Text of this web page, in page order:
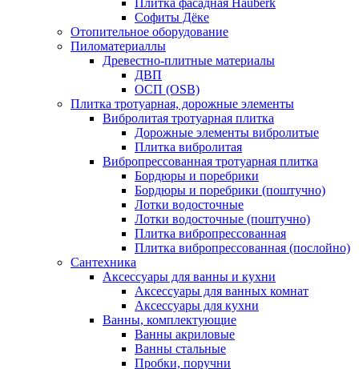
Плитка фасадная Hauberk
Софиты Дёке
Отопительное оборудование
Пиломатериаллы
Древестно-плитные материалы
ДВП
ОСП (OSB)
Плитка тротуарная, дорожные элементы
Вибролитая тротуарная плитка
Дорожные элементы вибролитые
Плитка вибролитая
Вибропрессованная тротуарная плитка
Бордюры и поребрики
Бордюры и поребрики (поштучно)
Лотки водосточные
Лотки водосточные (поштучно)
Плитка вибропрессованная
Плитка вибропрессованная (послойно)
Сантехника
Аксессуары для ванны и кухни
Аксессуары для ванных комнат
Аксессуары для кухни
Ванны, комплектующие
Ванны акриловые
Ванны стальные
Пробки, поручни